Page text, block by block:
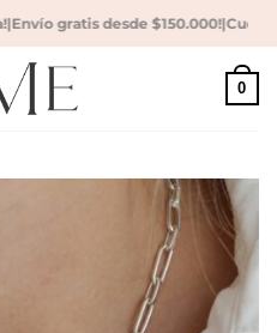
gratis desde $150.000!|Cuotas
0